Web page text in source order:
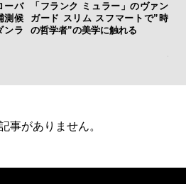
ーバ
測候
ンラ
「フランク ミュラー」のヴァン
ガード スリム スフマートで”時
の哲学者”の美学に触れる
事がありません。